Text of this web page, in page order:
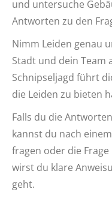
und untersuche
Antworten zu den
Nimm Leiden genau
Stadt und dein Team
Schnipseljagd führt
die Leiden zu bieten
Falls du die
kannst du nach
fragen oder die
wirst du klare
geht.